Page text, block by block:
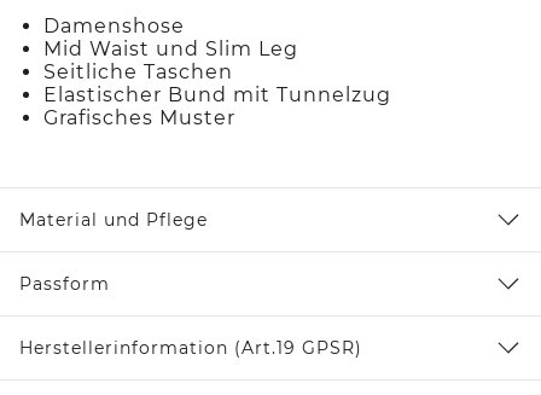
Damenshose
Mid Waist und Slim Leg
Seitliche Taschen
Elastischer Bund mit Tunnelzug
Grafisches Muster
Material und Pflege
Passform
Herstellerinformation (Art.19 GPSR)